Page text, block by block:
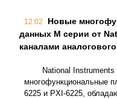
12:02
Новые
данных М серии от
каналами
National
многофункциональные
6225 и PXI-6225,